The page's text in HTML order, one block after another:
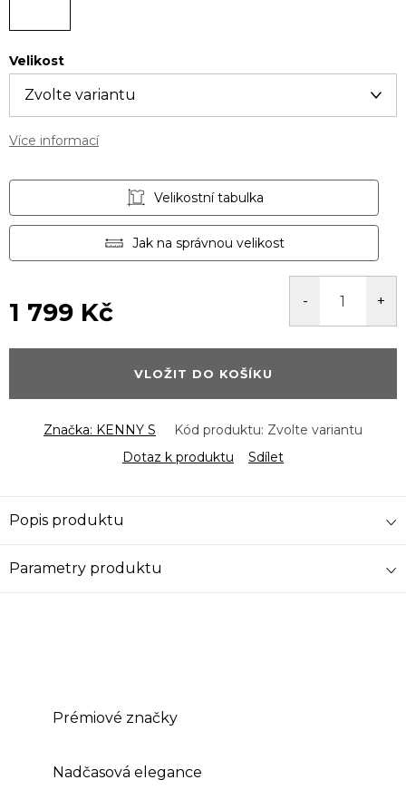
Velikost
Více informací
Velikostní tabulka
Jak na správnou velikost
1 799 Kč
cena:
VLOŽIT DO KOŠÍKU
Značka: KENNY S Kód produktu: Zvolte variantu
Dotaz k produktu
Sdílet
Popis produktu
Parametry produktu
Prémiové značky
Nadčasová elegance